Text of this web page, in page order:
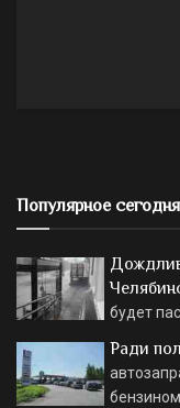
Популярное сегодня
будет
Ради